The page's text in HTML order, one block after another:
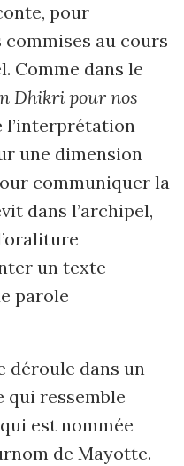
pour
au cours
Comme dans le
Dhikri pour nos
l’interprétation
une dimension
communiquer la
dans l’archipel,
un texte
parole
déroule dans un
qui ressemble
est nommée
de Mayotte.